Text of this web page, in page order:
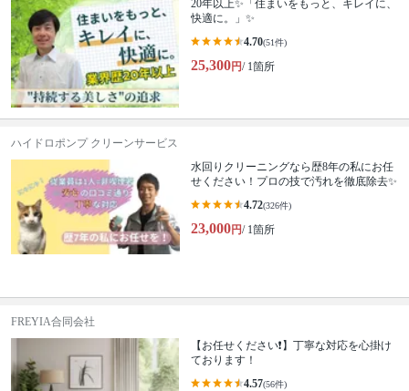
20年以上✨「住まいをもっと、キレイに、
快適に。」✨
4.70(51件)
25,300円/ 1箇所
ハイドロポンプ クリーンサービス
水回りクリーニングなら歴8年の私にお任
せください！プロの技で汚れを徹底除去✨
4.72(326件)
23,000円/ 1箇所
FREYIA合同会社
【お任せください❗️】丁寧な対応を心掛け
ております！
4.57(56件)